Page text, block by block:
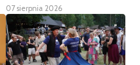
07 sierpnia 2026